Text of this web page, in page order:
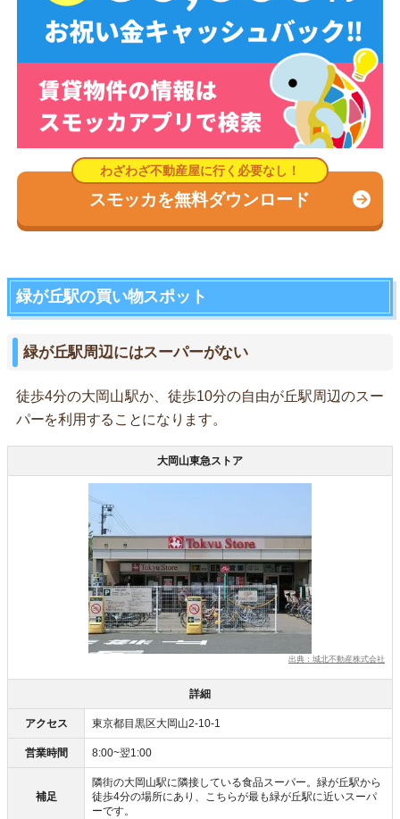
スモッカを無料ダウンロード
緑が丘駅の買い物スポット
緑が丘駅周辺にはスーパーがない
徒歩4分の大岡山駅か、徒歩10分の自由が丘駅周辺のスー
パーを利用することになります。
大岡山東急ストア
出典：城北不動産株式会社
詳細
アクセス 東京都目黒区大岡山2-10-1
営業時間 8:00~翌1:00
補足
隣街の大岡山駅に隣接している食品スーパー。緑が丘駅から
徒歩4分の場所にあり、こちらが最も緑が丘駅に近いスーパ
ーです。